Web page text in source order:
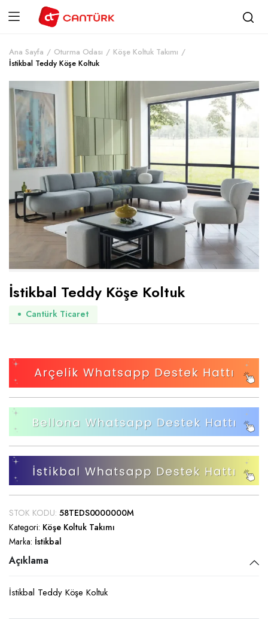
Ana Sayfa Oturma Odası
Köşe Koltuk Takımı
İstikbal Teddy Köşe Koltuk
İstikbal Teddy Köşe Koltuk
Cantürk Ticaret
STOK KODU: 58TEDS0000000M
Kategori: Köşe Koltuk Takımı
Marka: İstikbal
Açıklama
İstikbal Teddy Köşe Koltuk